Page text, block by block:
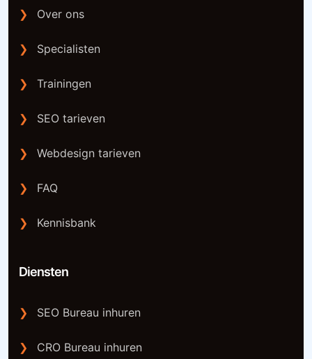
❯ Over ons
❯ Specialisten
❯ Trainingen
❯ SEO tarieven
❯ Webdesign tarieven
❯ FAQ
❯ Kennisbank
Diensten
❯ SEO Bureau inhuren
❯ CRO Bureau inhuren